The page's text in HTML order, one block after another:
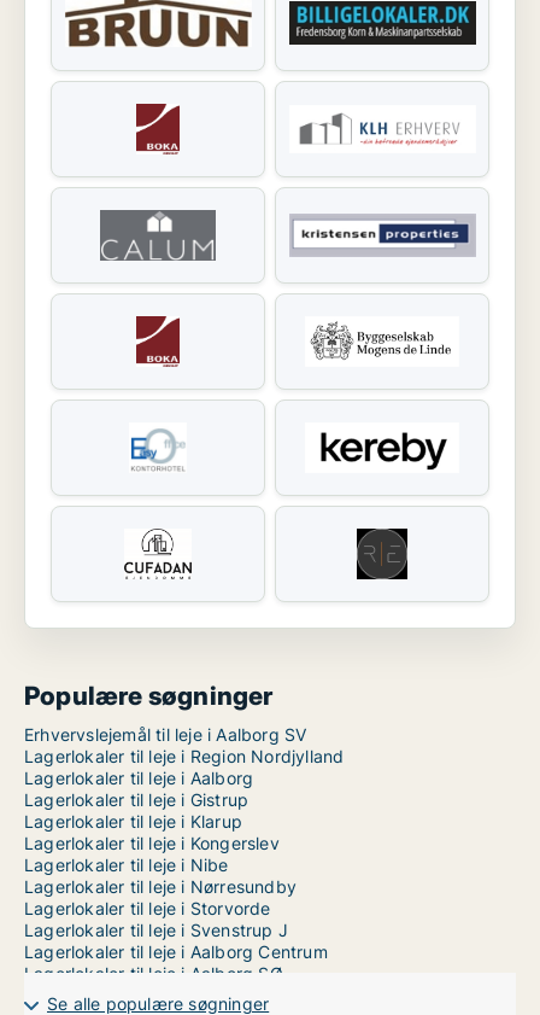
Populære søgninger
Erhvervslejemål til leje i Aalborg SV
Lagerlokaler til leje i Region Nordjylland
Lagerlokaler til leje i Aalborg
Lagerlokaler til leje i Gistrup
Lagerlokaler til leje i Klarup
Lagerlokaler til leje i Kongerslev
Lagerlokaler til leje i Nibe
Lagerlokaler til leje i Nørresundby
Lagerlokaler til leje i Storvorde
Lagerlokaler til leje i Svenstrup J
Lagerlokaler til leje i Aalborg Centrum
Lagerlokaler til leje i Aalborg SØ
Lagerlokaler til leje i Aalborg Øst
Se alle populære søgninger